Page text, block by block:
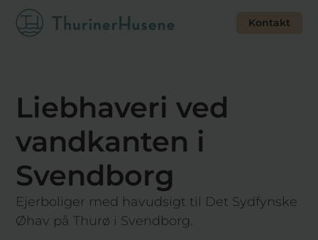
Kontakt
Liebhaveri ved
vandkanten i
Svendborg
Ejerboliger med havudsigt til Det Sydfynske
Øhav på Thurø i Svendborg.